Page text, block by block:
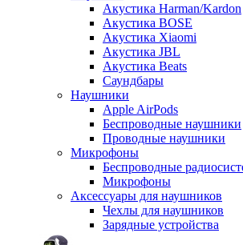
Акустика Harman/Kardon
Акустика BOSE
Акустика Xiaomi
Акустика JBL
Акустика Beats
Саундбары
Наушники
Apple AirPods
Беспроводные наушники
Проводные наушники
Микрофоны
Беспроводные
Микрофоны
Аксессуары для наушников
Чехлы для наушников
Зарядные устройства